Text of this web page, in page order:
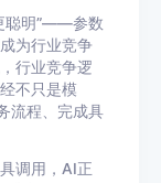
聪明”——参数
为行业竞争
行业竞争逻
不只是模
流程、完成具
调用，AI正